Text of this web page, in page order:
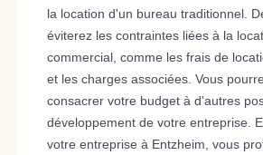
la location d'un bureau traditionnel.
éviterez les contraintes liées à la
commercial, comme les frais de
et les charges associées. Vous
consacrer votre budget à d'autres
développement de votre entreprise.
votre entreprise à Entzheim, vous